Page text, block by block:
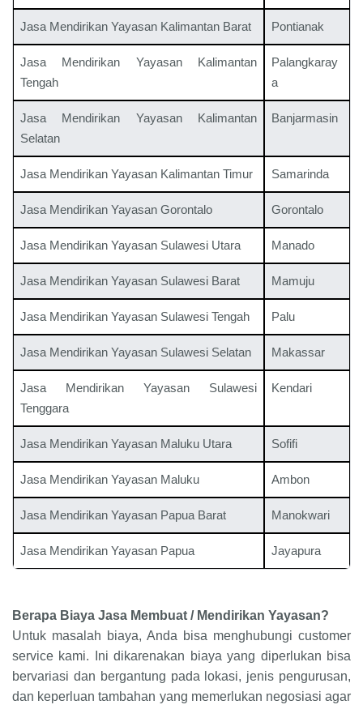
Jasa Mendirikan Yayasan Kalimantan Barat Pontianak
Jasa Mendirikan Yayasan Kalimantan
Tengah
Palangkaray
a
Jasa Mendirikan Yayasan Kalimantan
Selatan
Banjarmasin
Jasa Mendirikan Yayasan Kalimantan Timur Samarinda
Jasa Mendirikan Yayasan Gorontalo Gorontalo
Jasa Mendirikan Yayasan Sulawesi Utara Manado
Jasa Mendirikan Yayasan Sulawesi Barat Mamuju
Jasa Mendirikan Yayasan Sulawesi Tengah Palu
Jasa Mendirikan Yayasan Sulawesi Selatan Makassar
Jasa Mendirikan Yayasan Sulawesi
Tenggara
Kendari
Jasa Mendirikan Yayasan Maluku Utara Sofifi
Jasa Mendirikan Yayasan Maluku Ambon
Jasa Mendirikan Yayasan Papua Barat Manokwari
Jasa Mendirikan Yayasan Papua Jayapura
Berapa Biaya Jasa Membuat / Mendirikan Yayasan?
Untuk masalah biaya, Anda bisa menghubungi customer
service kami. Ini dikarenakan biaya yang diperlukan bisa
bervariasi dan bergantung pada lokasi, jenis pengurusan,
dan keperluan tambahan yang memerlukan negosiasi agar